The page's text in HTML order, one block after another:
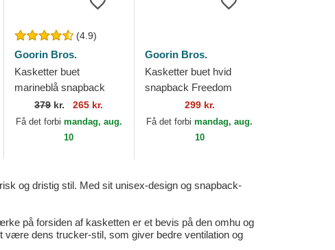
(4.9)
Goorin Bros.
Kasketter buet
marineblå snapback
Freedom A the W in a D
The Farm Paisley The
Farm Goorin Bros.
379kr. 265 kr.
Få det forbi mandag, aug.
10
Goorin Bros.
Kasketter buet hvid
snapback Freedom
Elgae Flip Side 2 The
Farm Goorin Bros.
299 kr.
Få det forbimandag, aug.
10
og dristig stil. Med sit unisex-design og snapback-
på forsiden af kasketten er et bevis på den omhu og
være dens trucker-stil, som giver bedre ventilation og